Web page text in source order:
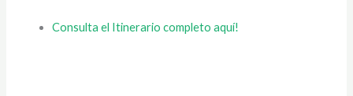
Consulta el Itinerario completo aquí!